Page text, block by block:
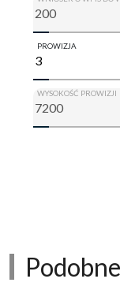
PROWIZJA
WYSOKOŚĆ PROWIZJI
Podobne